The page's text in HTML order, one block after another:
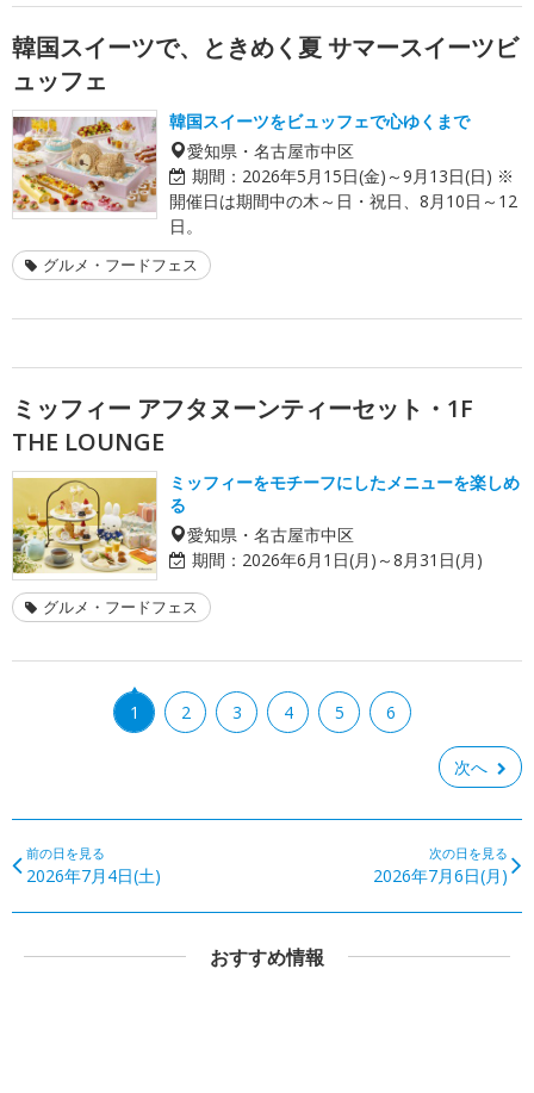
韓国スイーツで、ときめく夏 サマースイーツビ
ュッフェ
韓国スイーツをビュッフェで心ゆくまで
愛知県・名古屋市中区
期間： 2026年5月15日(金)～9月13日(日) ※
開催日は期間中の木～日・祝日、8月10日～12
日。
グルメ・フードフェス
ミッフィー アフタヌーンティーセット・1F
THE LOUNGE
ミッフィーをモチーフにしたメニューを楽しめ
る
愛知県・名古屋市中区
期間： 2026年6月1日(月)～8月31日(月)
グルメ・フードフェス
1 2 3 4 5 6
次へ
前の日を見る
2026年7月4日(土)
次の日を見る
2026年7月6日(月)
おすすめ情報